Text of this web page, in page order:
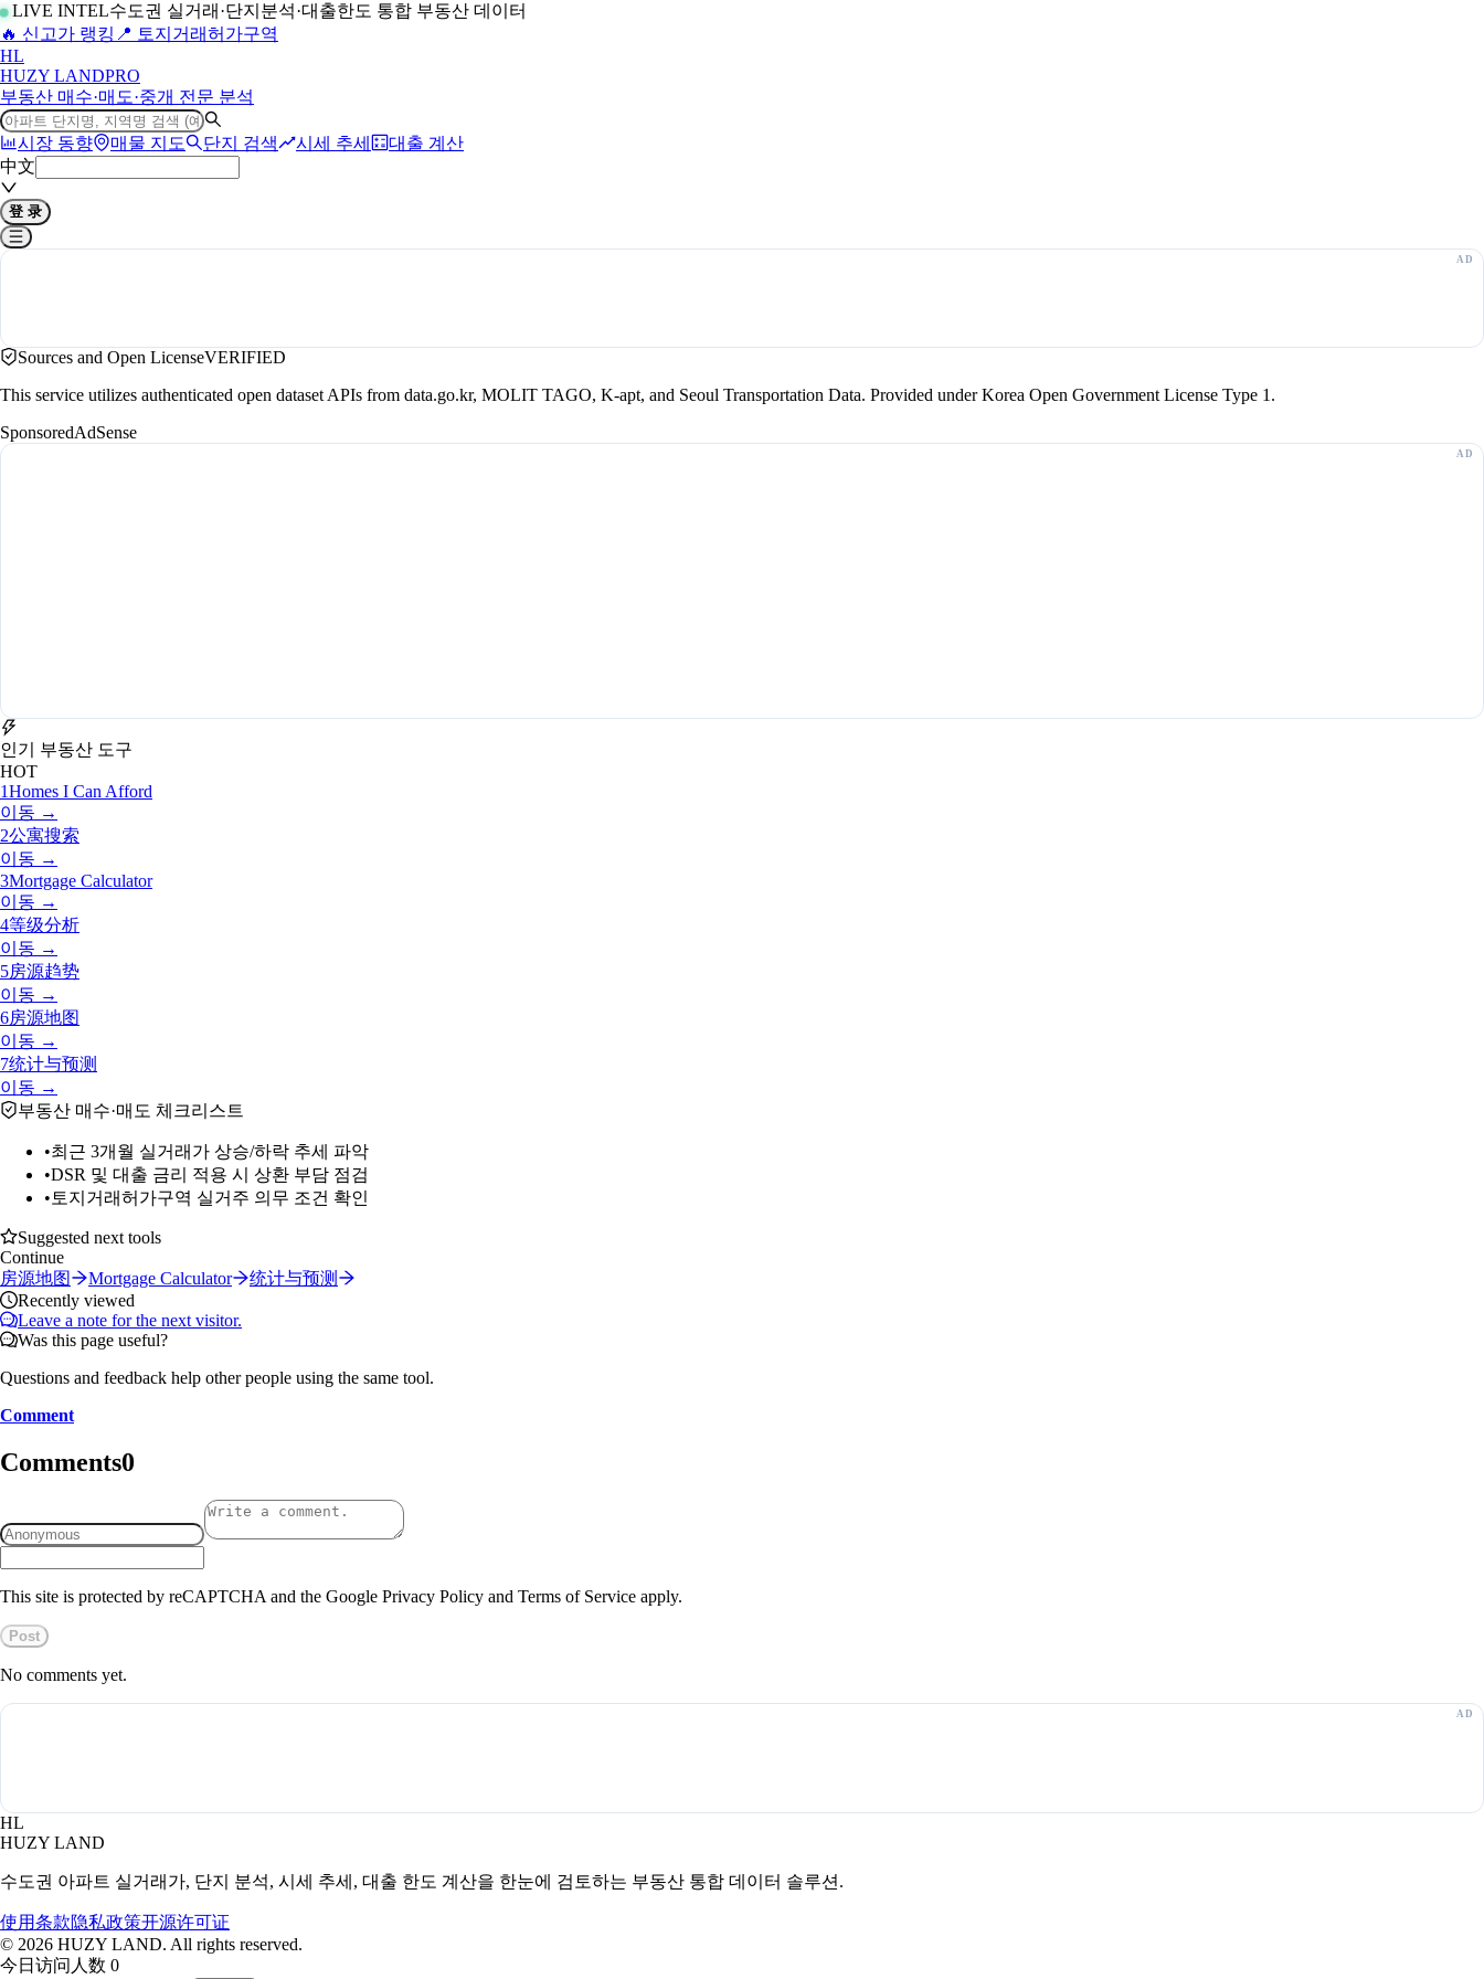
LIVE INTEL수도권 실거래·단지분석·대출한도 통합 부동산 데이터
🔥 신고가 랭킹 📍 토지거래허가구역
HL
HUZY LANDPRO
부동산 매수·매도·중개 전문 분석
시장 동향 매물 지도 단지 검색 시세 추세
대출 계산
中文
登 录
Sources and Open LicenseVERIFIED
This service utilizes authenticated open dataset APIs from data.go.kr, MOLIT TAGO, K-apt, and Seoul Transportation Data. Provided under Korea Open Government License Type 1.
SponsoredAdSense
인기 부동산 도구
HOT
1Homes I Can Afford
이동 →
2公寓搜索
이동 →
3Mortgage Calculator
이동 →
4等级分析
이동 →
5房源趋势
이동 →
6房源地图
이동 →
7统计与预测
이동 →
부동산 매수·매도 체크리스트
•최근 3개월 실거래가 상승/하락 추세 파악
•DSR 및 대출 금리 적용 시 상환 부담 점검
• 토지거래허가구역 실거주 의무 조건 확인
Suggested next tools
Continue
房源地图
Mortgage Calculator
统计与预测
Recently viewed
Leave a note for the next visitor.
Was this page useful?
Questions and feedback help other people using the same tool.
Comment
Comments0
This site is protected by reCAPTCHA and the Google Privacy Policy and Terms of Service apply.
Post
No comments yet.
HL
HUZY LAND
수도권 아파트 실거래가, 단지 분석, 시세 추세, 대출 한도 계산을 한눈에 검토하는 부동산 통합 데이터 솔루션.
使用条款隐私政策开源许可证
© 2026 HUZY LAND. All rights reserved.
今日访问人数 0